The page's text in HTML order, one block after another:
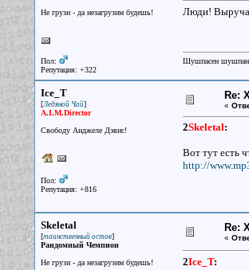
Не грузи - да незагрузим будешь!
Пол:
Репутация: +322
Люди!
Шушпасен
Ice_T
[Ледяной Чай]
A.I.M.Director
Свободу Анджеле Дэвис!
Пол:
Репутация: +816
Re:
«
2Skeletal:
Вот тут есть
http://
Skeletal
[таинственный остов]
Рандомный Чемпион
Не грузи - да незагрузим будешь!
Re:
«
2Ice_T: